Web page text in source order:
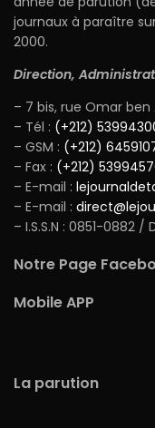
journaux à paraître
2000.
Direction,
– 7 bis, rue Omar
– Tél : (+212)
– GSM : (+212)
– Fax : (+212)
– E-mail :
– E-mail :
– I.S.S.N : 0851-0882 /
Notre Page
Mobile APP
La parution